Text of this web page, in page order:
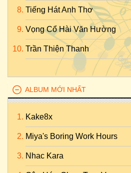
Tiếng Hát Anh Thơ
Vọng Cổ Hài Văn Hường
Trần Thiện Thanh
ALBUM MỚI NHẤT
Kake8x
Miya's Boring Work Hours
Nhac Kara